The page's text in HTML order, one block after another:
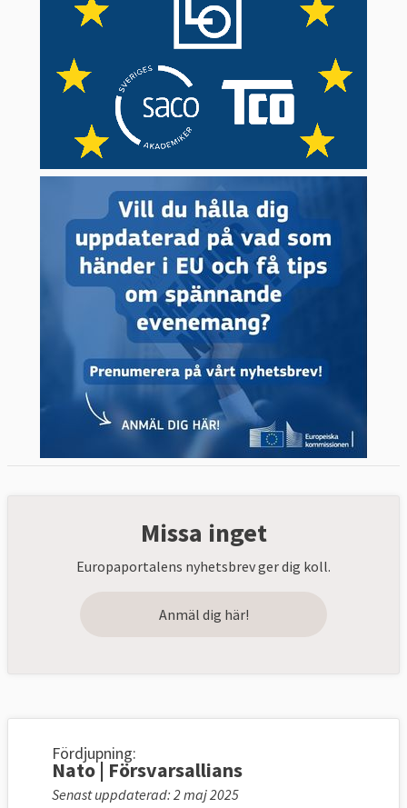
Missa inget
Europaportalens nyhetsbrev ger dig koll.
Anmäl dig här!
Fördjupning:
Nato | Försvarsallians
Senast uppdaterad: 2 maj 2025